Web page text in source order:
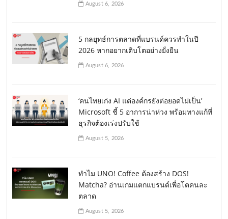
August 6, 2026
5 กลยุทธ์การตลาดที่แบรนด์ควรทำในปี
2026 หากอยากเติบโตอย่างยั่งยืน
August 6, 2026
‘คนไทยเก่ง AI แต่องค์กรยังต่อยอดไม่เป็น’
Microsoft ชี้ 5 อาการน่าห่วง พร้อมทางแก้ที่
ธุรกิจต้องเร่งปรับใช้
August 5, 2026
ทำไม UNO! Coffee ต้องสร้าง DOS!
Matcha? อ่านเกมแตกแบรนด์เพื่อโตคนละ
ตลาด
August 5, 2026